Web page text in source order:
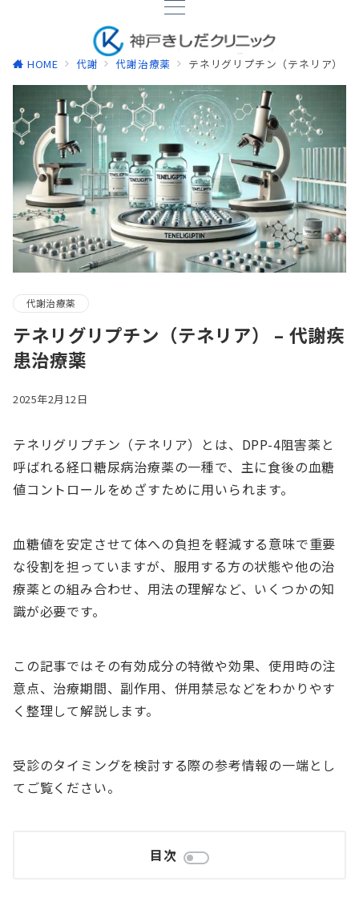
HOME 代謝 代謝治療薬 テネリグリプチン（テネリア） –
代謝治療薬
テネリグリプチン（テネリア） – 代謝疾
患治療薬
2025年2月12日
テネリグリプチン（テネリア）とは、DPP-4阻害薬と
呼ばれる経口糖尿病治療薬の一種で、主に食後の血糖
値コントロールをめざすために用いられます。
血糖値を安定させて体への負担を軽減する意味で重要
な役割を担っていますが、服用する方の状態や他の治
療薬との組み合わせ、用法の理解など、いくつかの知
識が必要です。
この記事ではその有効成分の特徴や効果、使用時の注
意点、治療期間、副作用、併用禁忌などをわかりやす
く整理して解説します。
受診のタイミングを検討する際の参考情報の一端とし
てご覧ください。
目次